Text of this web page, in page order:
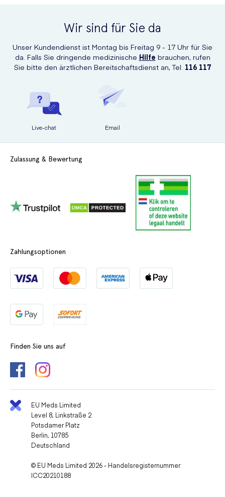
Wir sind für Sie da
Unser Kundendienst ist Montag bis Freitag 9 - 17 Uhr für Sie
da. Falls Sie dringende medizinische Hilfe brauchen, rufen
Sie bitte den ärztlichen Bereitschaftsdienst an, Tel. 116 117
Live-chat Email
Zulassung & Bewertung
Zahlungsoptionen
Finden Sie uns auf
EU Meds Limited
Level 8, Linkstraße 2
Potsdamer Platz
Berlin, 10785
Deutschland
© EU Meds Limited 2026 - Handelsregisternummer:
ICC20210188